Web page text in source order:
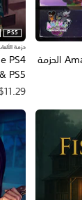
Amanda the Adventurer الحزمة
PS4
& PS5
PS5
حزمة
$11.29